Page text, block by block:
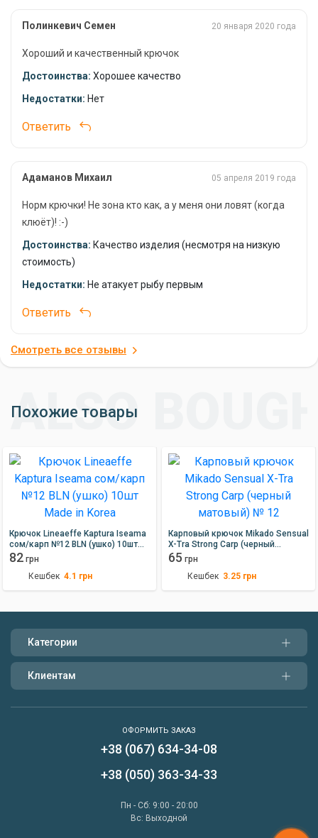
Полинкевич Семен 20 января 2020 года
Хороший и качественный крючок
Достоинства: Хорошее качество
Недостатки: Нет
Ответить
Адаманов Михаил 05 апреля 2019 года
Норм крючки! Не зона кто как, а у меня они ловят (когда
клюёт)! :-)
Достоинства: Качество изделия (несмотря на низкую
стоимость)
Недостатки: Не атакует рыбу первым
Ответить
Смотреть все отзывы
Похожие товары
Крючок Lineaeffe Kaptura Iseama
сом/карп №12 BLN (ушко) 10шт
Made in Korea
82 грн
Кешбек4.1 грн
Карповый крючок Mikado Sensual
X-Tra Strong Carp (черный
матовый) № 12
65 грн
Кешбек 3.25 грн
Категории
Клиентам
ОФОРМИТЬ ЗАКАЗ
+38 (067) 634-34-08
+38 (050) 363-34-33
Пн - Сб: 9:00 - 20:00
Вс: Выходной